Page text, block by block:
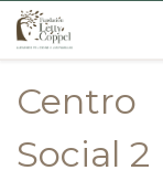
Skip to content
Social 2